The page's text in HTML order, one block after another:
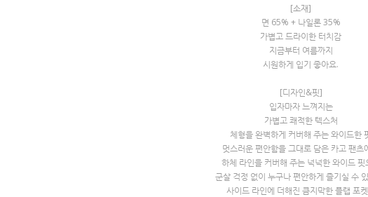
[소재]
면 65% + 나일론 35%
가볍고 드라이한 터치감
지금부터 여름까지
시원하게 입기 좋아요.
[디자인&핏]
입자마자 느껴지는
가볍고 쾌적한 텍스처
체형을 완벽하게 커버해 주는 와이드한
멋스러운 편안함을 그대로 담은 카고 팬츠
하체 라인을 커버해 주는 넉넉한 와이드 핏
군살 걱정 없이 누구나 편안하게 즐기실 수
사이드 라인에 더해진 큼지막한 플랩 포